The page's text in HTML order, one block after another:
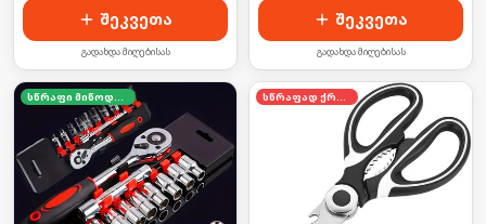
შეკვეთა
გადახდა მიღებისას
შეკვეთა
გადახდა მიღებისას